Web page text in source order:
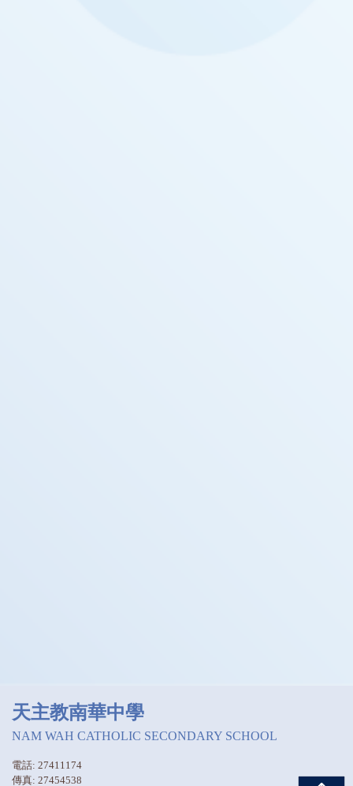
天主教南華中學
NAM WAH CATHOLIC SECONDARY SCHOOL
電話: 27411174
傳真: 27454538